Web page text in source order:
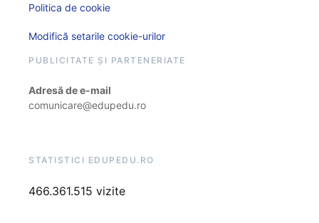
Politica de cookie
Modifică setarile cookie-urilor
PUBLICITATE ȘI PARTENERIATE
Adresă de e-mail
comunicare@edupedu.ro
STATISTICI EDUPEDU.RO
466.361.515 vizite